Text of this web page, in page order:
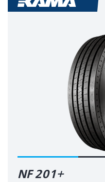
NF 201+